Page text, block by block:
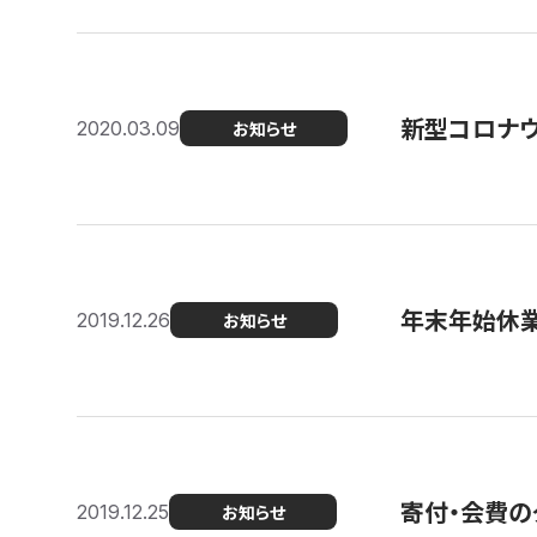
2020.03.09 お知らせ 新型コロナ
2019.12.26 お知らせ 年末年始休
2019.12.25 お知らせ 寄付・会費